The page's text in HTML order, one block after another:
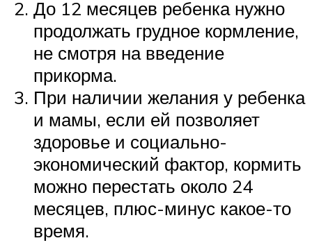
До 12 месяцев ребенка нужно
продолжать грудное кормление,
не смотря на введение
прикорма.
При наличии желания у ребенка
и мамы, если ей позволяет
здоровье и социально-
экономический фактор, кормить
можно перестать около 24
месяцев, плюс-минус какое-то
время.